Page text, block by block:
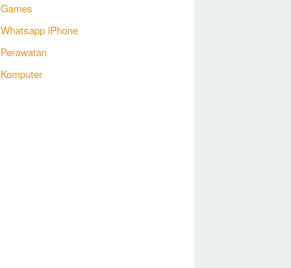
Games
Whatsapp iPhone
Perawatan
Komputer